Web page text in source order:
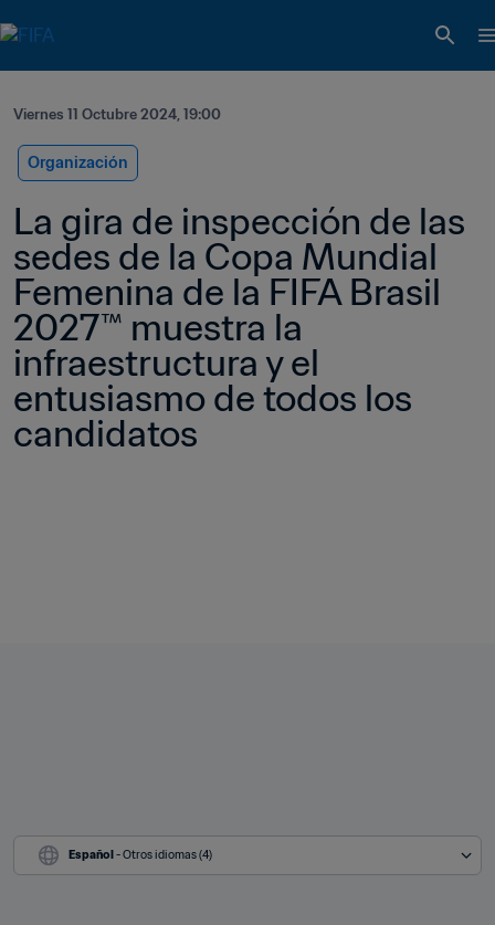
Viernes 11 Octubre 2024, 19:00
Organización
La gira de inspección de las
sedes de la Copa Mundial
Femenina de la FIFA Brasil
2027™ muestra la
infraestructura y el
entusiasmo de todos los
candidatos
Español - Otros idiomas (4)